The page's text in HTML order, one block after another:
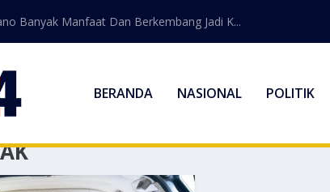
Banyak Manfaat Dan Berkembang Jadi K...
BERANDA NASIONAL POLITIK